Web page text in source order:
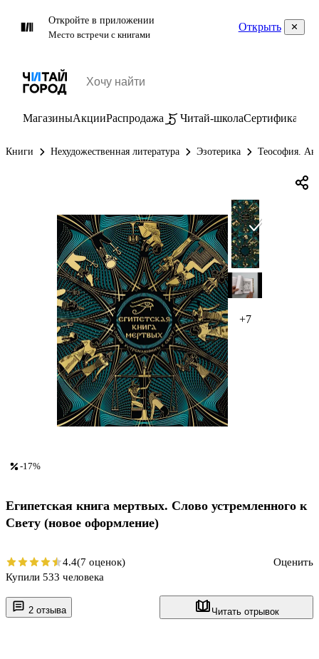
Откройте в приложении
Место встречи с книгами
Открыть
МагазиныАкцииРаспродажа Читай-школаСертификаты
Книги Нехудожественная литература Эзотерика Теософия.
+7
2 отзыва Читать отрывок
-17%
Египетская книга мертвых. Слово устремленного к
Свету (новое оформление)
4.4(7 оценок)
Оценить
Купили 533 человека